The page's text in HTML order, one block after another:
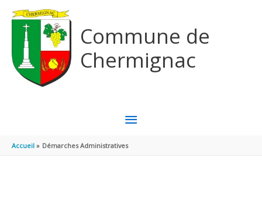
Commune de
Chermignac
MENU
PRINCIPAL
Accueil Démarches Administratives